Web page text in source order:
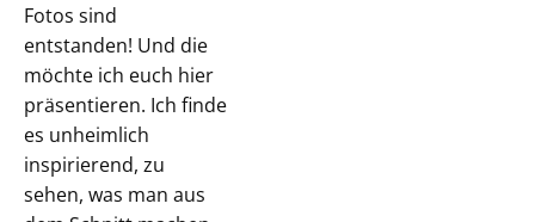
Fotos sind
entstanden! Und die
möchte ich euch hier
präsentieren. Ich finde
es unheimlich
inspirierend, zu
sehen, was man aus